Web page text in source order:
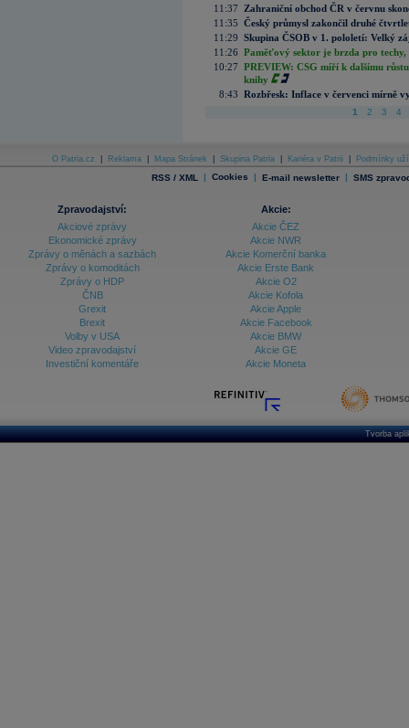
11:37
Zahraniční obchod ČR v červnu
11:35 Český průmysl zakončil druhé
11:29 Skupina ČSOB v 1. pololetí: Velký
11:26 Paměťový sektor je brzda pro techy,
10:27 PREVIEW: CSG míří k dalšímu
knihy
8:43 Rozbřesk: Inflace v červenci mírně
1 2 3 4
O Patria.cz Reklama Mapa Stránek Skupina Patria Kariéra v Patrii Podmínky
RSS / XML | Cookies | E-mail newsletter | SMS
Zpravodajství:
Akciové zprávy
Ekonomické zprávy
Zprávy o měnách a sazbách
Zprávy o komoditách
Zprávy o HDP
ČNB
Grexit
Brexit
Volby v USA
Video zpravodajství
Investiční komentáře
Akcie:
Akcie ČEZ
Akcie NWR
Akcie Komerční banka
Akcie Erste Bank
Akcie O2
Akcie Kofola
Akcie Apple
Akcie Facebook
Akcie BMW
Akcie GE
Akcie Moneta
Tvorba